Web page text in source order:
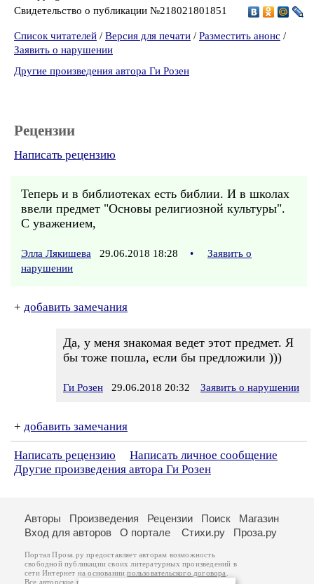
Свидетельство о публикации №218021801851
Список читателей / Версия для печати / Разместить анонс /
Заявить о нарушении
Другие произведения автора Ги Розен
Рецензии
Написать рецензию
Теперь и в библиотеках есть библии. И в школах
ввели предмет "Основы религиозной культуры".
С уважением,
Элла Лякишева 29.06.2018 18:28 •
Заявить о
нарушении
+ добавить замечания
Да, у меня знакомая ведет этот предмет. Я
бы тоже пошла, если бы предложили )))
Ги Розен 29.06.2018 20:32 Заявить о нарушении
+ добавить замечания
Написать рецензию
Написать личное сообщение
Другие произведения автора Ги Розен
Авторы Произведения Рецензии Поиск
Магазин
Вход для авторов
О портале Стихи.ру Проза.ру
Портал Проза.ру предоставляет авторам возможность
свободной публикации своих литературных произведений в
сети Интернет на основаниипользовательского договора
Все авторские права на произведения принадлежат авторам